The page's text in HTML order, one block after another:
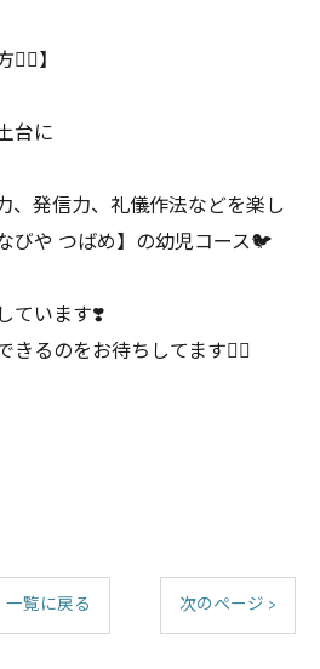
】
台に
、発信力、礼儀作法などを楽し
びや つばめ】の幼児コース🐦
ています❣️
きるのをお待ちしてます🙂‍↕️
一覧に戻る 次のページ >